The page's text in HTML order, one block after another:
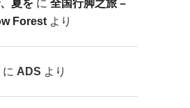
夏をに 全国行脚之旅 –
Forestより
に ADS より